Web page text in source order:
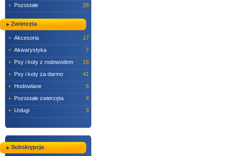
+ Pozostałe 28
Zwierzęta
+ Akcesoria
17
+ Akwarystyka
7
+ Psy i koty z rodowodem
16
+ Psy i koty za darmo
41
+ Hodowlane
5
+ Pozostałe zwierzęta
4
+ Usługi 3
Subskrypcja